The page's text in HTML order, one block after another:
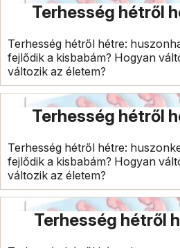
Terhesség hétről
Terhesség hétről hétre:
fejlődik a kisbabám? Hogyan
változik az életem?
Terhesség hétről
Terhesség hétről hétre:
fejlődik a kisbabám? Hogyan
változik az életem?
Terhesség hétről